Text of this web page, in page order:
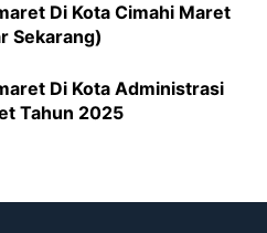
Di Kota Cimahi Maret
Sekarang)
Di Kota Administrasi
Tahun 2025